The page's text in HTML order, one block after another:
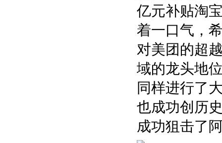
亿元补贴淘
着一口气，
对美团的超
域的龙头地
同样进行了
也成功创历
成功狙击了